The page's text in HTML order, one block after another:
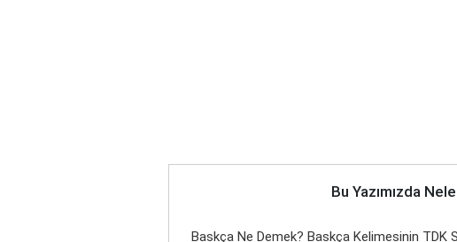
Bu Yazımızda
Baskça Ne Demek? Baskça Kelimesinin TDK